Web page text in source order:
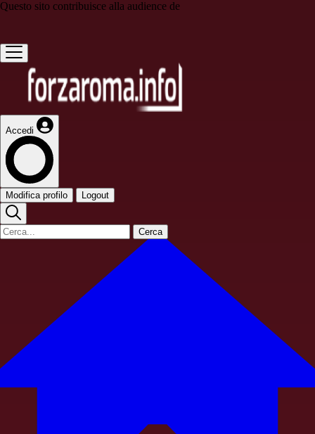
Questo sito contribuisce alla audience de
Accedi
Modifica profilo Logout
Cerca